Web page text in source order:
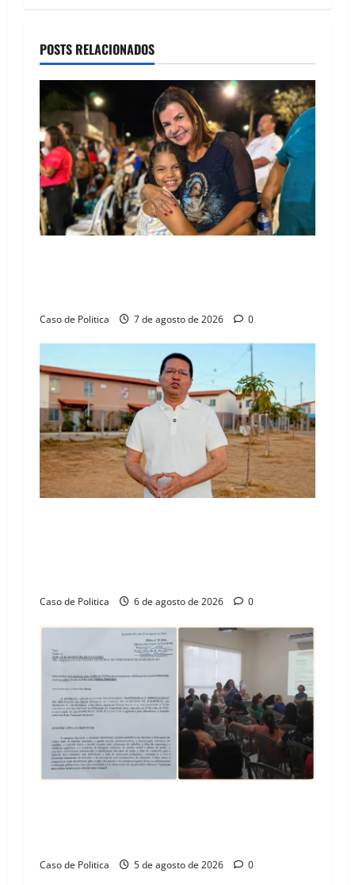
a
v
i
g
a
t
i
n
POSTS RELACIONADOS
Caso de Politica 7 de agosto de 2026 0
Caso de Politica 6 de agosto de 2026 0
Caso de Politica 5 de agosto de 2026 0